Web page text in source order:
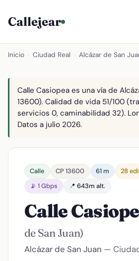
Callejear
Inicio Ciudad Real Alcázar de San
Calle Casiopea es una vía de
13600). Calidad de vida 51/100
servicios 0, caminabilidad 32).
Datos a julio 2026.
Calle CP 13600 61 m
28
📡 1 Gbps
📍 643m alt.
Calle
de San Juan)
Alcázar de San Juan —